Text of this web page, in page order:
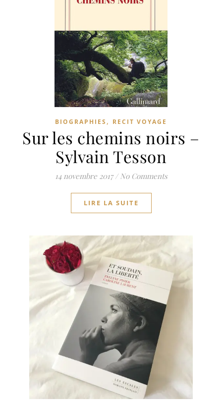
BIOGRAPHIES , RECIT VOYAGE
Sur les chemins noirs –
Sylvain Tesson
14 novembre 2017 / No Comments
LIRE LA SUITE